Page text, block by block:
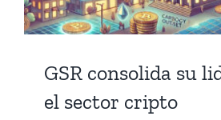
GSR consolida su
el sector cripto